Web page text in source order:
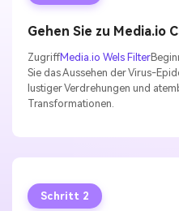
Gehen Sie zu Media.io
ZugriffMedia.io Wels Filter
Sie das Aussehen der Virus-
lustiger Verdrehungen und
Transformationen.
Schritt 2